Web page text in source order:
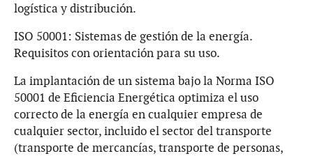
logística y distribución.
ISO 50001: Sistemas de gestión de la energía.
Requisitos con orientación para su uso.
La implantación de un sistema bajo la Norma ISO
50001 de Eficiencia Energética optimiza el uso
correcto de la energía en cualquier empresa de
cualquier sector, incluido el sector del transporte
(transporte de mercancías, transporte de personas,